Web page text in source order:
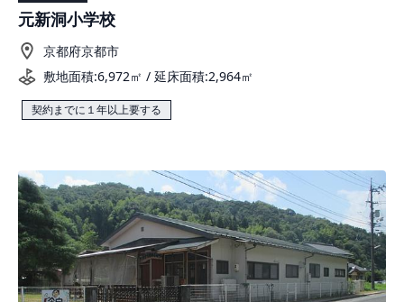
元新洞小学校
京都府京都市
敷地面積:6,972㎡ / 延床面積:2,964㎡
契約までに１年以上要する